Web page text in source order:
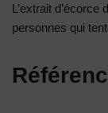
L’extrait
personnes qui